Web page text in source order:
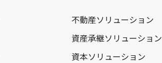
不動産ソリューション
資産承継ソリューション
資本ソリューション